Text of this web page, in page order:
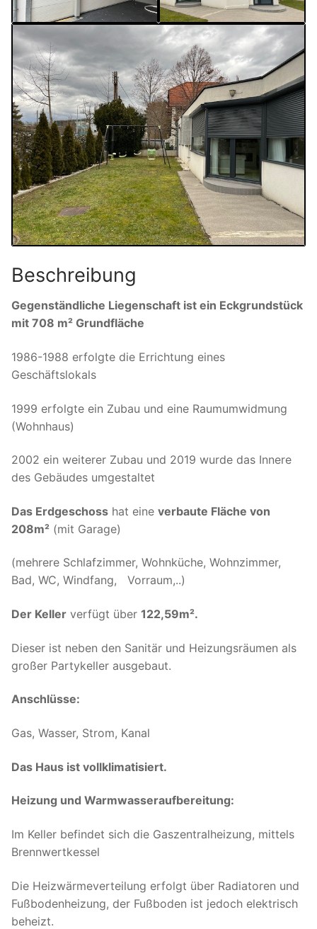
Beschreibung
Gegenständliche Liegenschaft ist ein Eckgrundstück
mit 708 m² Grundfläche
1986-1988 erfolgte die Errichtung eines
Geschäftslokals
1999 erfolgte ein Zubau und eine Raumumwidmung
(Wohnhaus)
2002 ein weiterer Zubau und 2019 wurde das Innere
des Gebäudes umgestaltet
Das Erdgeschoss hat eine verbaute Fläche von
208m² (mit Garage)
(mehrere Schlafzimmer, Wohnküche, Wohnzimmer,
Bad, WC, Windfang, Vorraum,..)
Der Keller verfügt über 122,59m².
Dieser ist neben den Sanitär und Heizungsräumen als
großer Partykeller ausgebaut.
Anschlüsse:
Gas, Wasser, Strom, Kanal
Das Haus ist vollklimatisiert.
Heizung und Warmwasseraufbereitung:
Im Keller befindet sich die Gaszentralheizung, mittels
Brennwertkessel
Die Heizwärmeverteilung erfolgt über Radiatoren und
Fußbodenheizung, der Fußboden ist jedoch elektrisch
beheizt.